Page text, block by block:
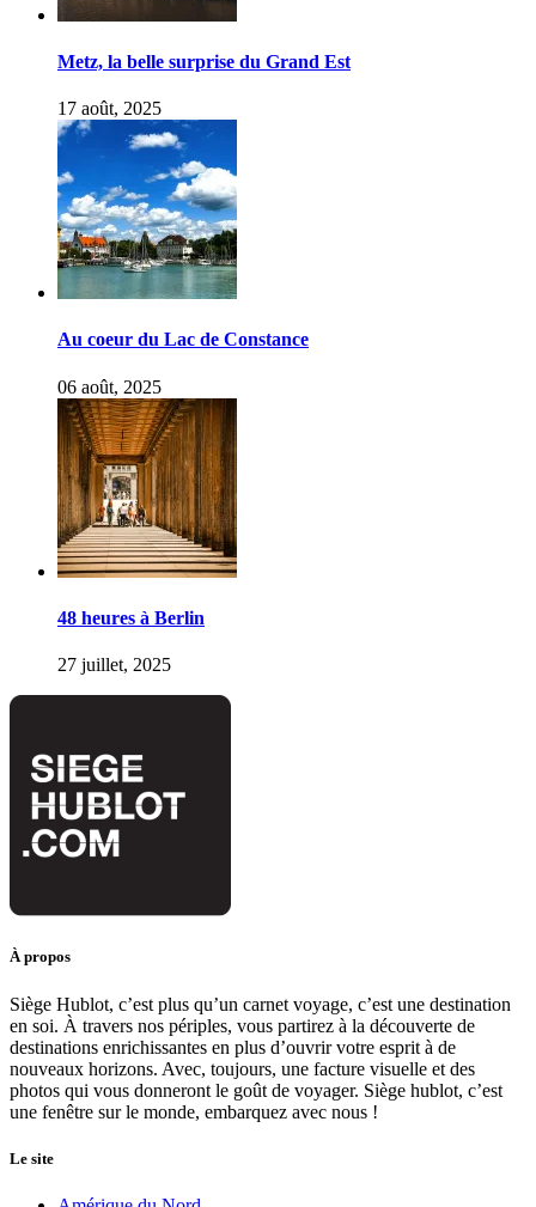
Metz, la belle surprise du Grand Est
17 août, 2025
Au coeur du Lac de Constance
06 août, 2025
48 heures à Berlin
27 juillet, 2025
À propos
Siège Hublot, c’est plus qu’un carnet voyage, c’est une destination
en soi. À travers nos périples, vous partirez à la découverte de
destinations enrichissantes en plus d’ouvrir votre esprit à de
nouveaux horizons. Avec, toujours, une facture visuelle et des
photos qui vous donneront le goût de voyager. Siège hublot, c’est
une fenêtre sur le monde, embarquez avec nous !
Le site